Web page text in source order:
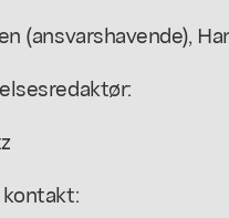
(ansvarshavende),
kontakt: